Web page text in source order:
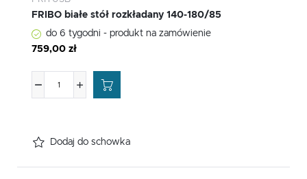
FRIBO białe stół rozkładany 140-180/85
do 6 tygodni - produkt na zamówienie
759,00 zł
Dodaj do schowka